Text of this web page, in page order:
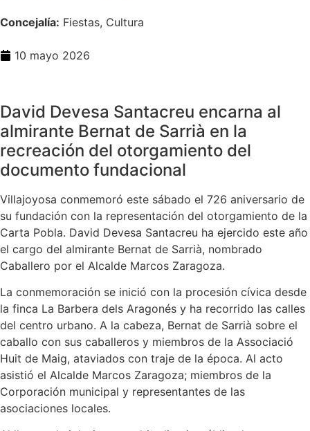
Concejalía: Fiestas, Cultura
10 mayo 2026
David Devesa Santacreu encarna al
almirante Bernat de Sarrià en la
recreación del otorgamiento del
documento fundacional
Villajoyosa conmemoró este sábado el 726 aniversario de
su fundación con la representación del otorgamiento de la
Carta Pobla. David Devesa Santacreu ha ejercido este año
el cargo del almirante Bernat de Sarrià, nombrado
Caballero por el Alcalde Marcos Zaragoza.
La conmemoración se inició con la procesión cívica desde
la finca La Barbera dels Aragonés y ha recorrido las calles
del centro urbano. A la cabeza, Bernat de Sarrià sobre el
caballo con sus caballeros y miembros de la Associació
Huit de Maig, ataviados con traje de la época. Al acto
asistió el Alcalde Marcos Zaragoza; miembros de la
Corporación municipal y representantes de las
asociaciones locales.